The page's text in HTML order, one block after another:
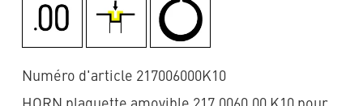
Numéro d'article 217006000K10